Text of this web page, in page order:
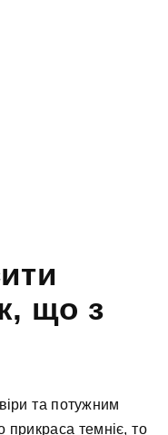
що з
та потужним
темніє, то